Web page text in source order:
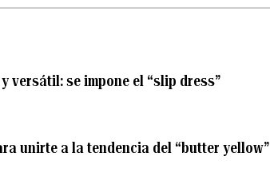
versátil: se impone el “slip dress”
unirte a la tendencia del “butter yellow”